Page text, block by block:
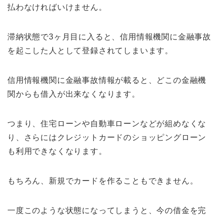
払わなければいけません。
滞納状態で3ヶ月目に入ると、信用情報機関に金融事故
を起こした人として登録されてしまいます。
信用情報機関に金融事故情報が載ると、どこの金融機
関からも借入が出来なくなります。
つまり、住宅ローンや自動車ローンなどが組めなくな
り、さらにはクレジットカードのショッピングローン
も利用できなくなります。
もちろん、新規でカードを作ることもできません。
一度このような状態になってしまうと、今の借金を完